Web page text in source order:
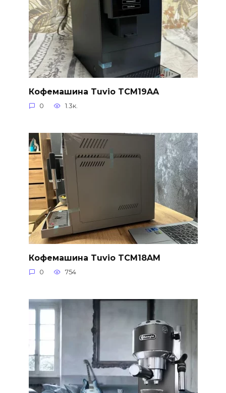
Кофемашина Tuvio TCM19AA
0 1.3к.
Кофемашина Tuvio TCM18AM
0 754